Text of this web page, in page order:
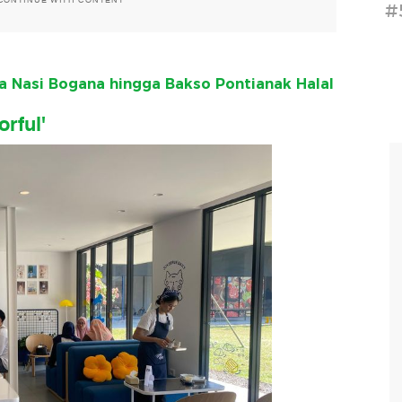
Nasi Bogana hingga Bakso Pontianak Halal